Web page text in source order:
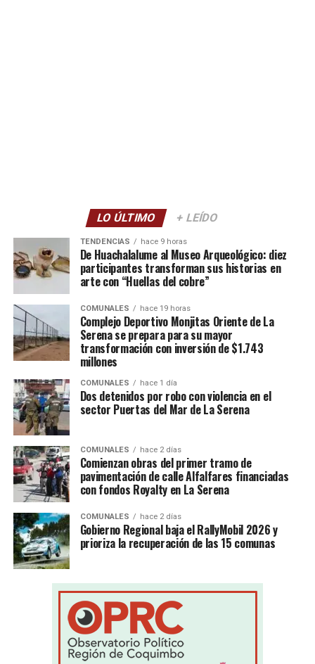
LO ÚLTIMO + LEÍDO
TENDENCIAS hace 9 horas
De Huachalalume al Museo Arqueológico: diez
participantes transforman sus historias en
arte con “Huellas del cobre”
COMUNALES hace 19 horas
Complejo Deportivo Monjitas Oriente de La
Serena se prepara para su mayor
transformación con inversión de $1.743
millones
COMUNALES hace 1 día
Dos detenidos por robo con violencia en el
sector Puertas del Mar de La Serena
COMUNALES hace 2 días
Comienzan obras del primer tramo de
pavimentación de calle Alfalfares financiadas
con fondos Royalty en La Serena
COMUNALES hace 2 días
Gobierno Regional baja el RallyMobil 2026 y
prioriza la recuperación de las 15 comunas